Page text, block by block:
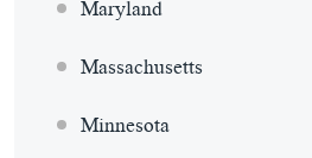
Maryland
Massachusetts
Minnesota